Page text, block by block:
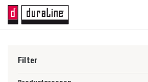
Filter